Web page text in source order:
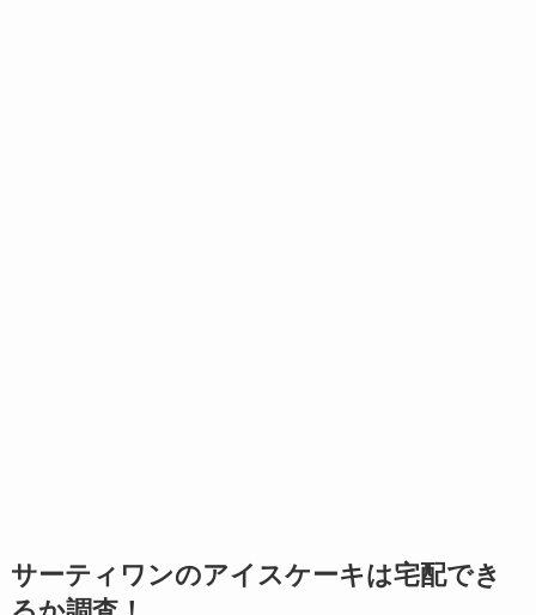
サーティワンのアイスケーキは宅配でき